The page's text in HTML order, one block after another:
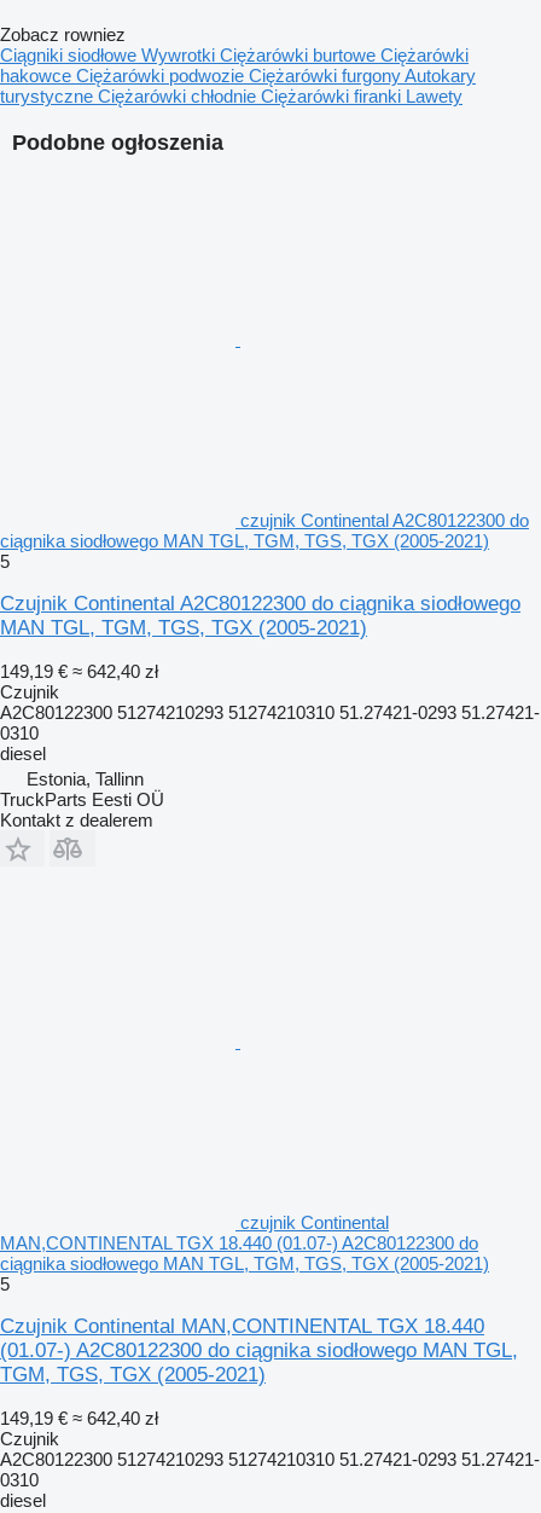
Podobne ogłoszenia
czujnik Continental A2C80122300 do
ciągnika siodłowego MAN TGL, TGM, TGS, TGX (2005-2021)
5
Czujnik Continental A2C80122300 do ciągnika siodłowego
MAN TGL, TGM, TGS, TGX (2005-2021)
149,19 € ≈ 642,40 zł
Czujnik
A2C80122300 51274210293 51274210310 51.27421-0293 51.27421-
0310
diesel
Estonia, Tallinn
TruckParts Eesti OÜ
Kontakt z dealerem
czujnik Continental
MAN,CONTINENTAL TGX 18.440 (01.07-) A2C80122300 do
ciągnika siodłowego MAN TGL, TGM, TGS, TGX (2005-2021)
5
Czujnik Continental MAN,CONTINENTAL TGX 18.440
(01.07-) A2C80122300 do ciągnika siodłowego MAN TGL,
TGM, TGS, TGX (2005-2021)
149,19 € ≈ 642,40 zł
Czujnik
A2C80122300 51274210293 51274210310 51.27421-0293 51.27421-
0310
diesel
Zobacz rowniez
Ciągniki siodłowe Wywrotki Ciężarówki burtowe Ciężarówki
hakowce Ciężarówki podwozie Ciężarówki furgonyAutokary
turystyczne Ciężarówki chłodnie Ciężarówki firanki Lawety